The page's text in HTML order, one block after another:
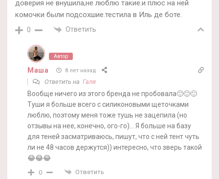
доверия не внушила,не люблю такие.и плюс на ней
комочки были подсохшие.тестила в Иль де боте.
0 Ответить
Автор
Маша 8 лет назад
Ответить на Галя
Вообще ничего из этого бренда не пробовала🙂🙂🙂
Туши я больше всего с силиконовыми щеточками
люблю, поэтому меня тоже тушь не зацепила (но
отзывы на нее, конечно, ого-го)… Я больше на базу
для теней засматриваюсь, пишут, что с ней тент чуть
ли не 48 часов держутся)) интересно, что зверь такой
😂😂😂
0 Ответить